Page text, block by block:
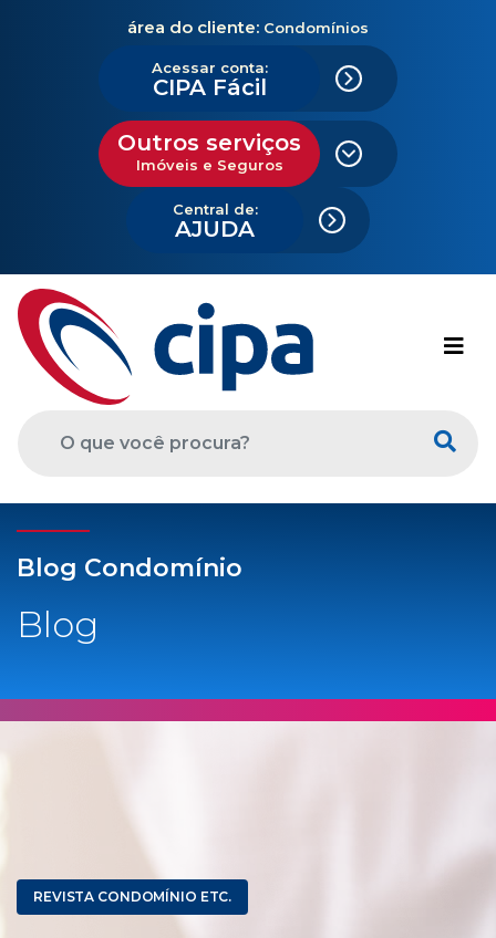
área do cliente: Condomínios
Acessar conta:
CIPA Fácil
Outros serviços
Imóveis e Seguros
Central de:
AJUDA
Blog Condomínio
Blog
REVISTA CONDOMÍNIO ETC.